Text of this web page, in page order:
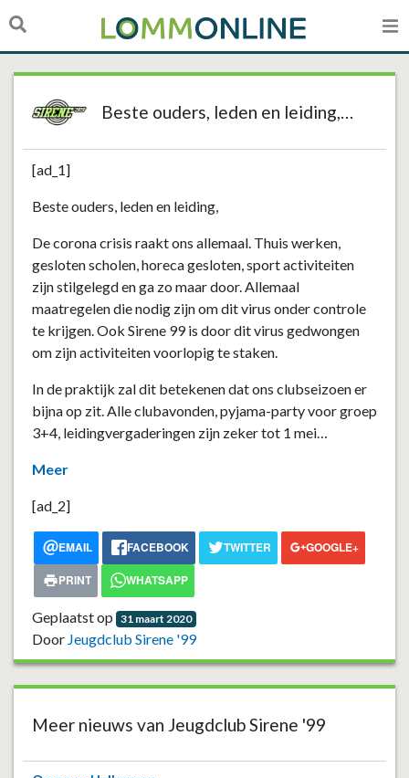
Beste ouders, leden en leiding,…
[ad_1]
Beste ouders, leden en leiding,
De corona crisis raakt ons allemaal. Thuis werken,
gesloten scholen, horeca gesloten, sport activiteiten
zijn stilgelegd en ga zo maar door. Allemaal
maatregelen die nodig zijn om dit virus onder controle
te krijgen. Ook Sirene 99 is door dit virus gedwongen
om zijn activiteiten voorlopig te staken.
In de praktijk zal dit betekenen dat ons clubseizoen er
bijna op zit. Alle clubavonden, pyjama-party voor groep
3+4, leidingvergaderingen zijn zeker tot 1 mei…
Meer
[ad_2]
EMAIL FACEBOOK TWITTER
GOOGLE+
PRINT
WHATSAPP
Geplaatst op 31 maart 2020
Door Jeugdclub Sirene '99
Meer nieuws van Jeugdclub Sirene '99